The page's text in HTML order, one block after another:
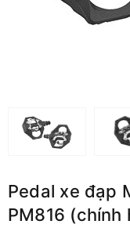
Pedal xe đạp
PM816 (chính